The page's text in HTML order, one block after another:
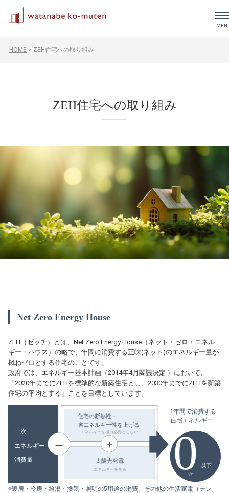
HOME > ZEH住宅への取り組み
ZEH住宅への取り組み
Net Zero Energy House
ZEH（ゼッチ）とは、Net Zero Energy House（ネット・ゼロ・エネル
ギー・ハウス）の略で、年間に消費する正味(ネット)のエネルギー量が
概ねゼロとする住宅のことです。
政府では、エネルギー基本計画（2014年4月閣議決定 ）において、
「2020年までにZEHを標準的な新築住宅とし、2030年までにZEHを新築
住宅の平均とする」ことを目標としています。
※暖房・冷房・給湯・換気・照明の5用途の消費。その他の生活家電（テレ